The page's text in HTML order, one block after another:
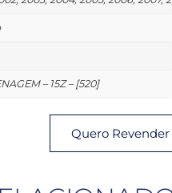
– 15Z – [520]
Quero Revender